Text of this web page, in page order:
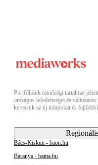
Portfóliónk minőségi tartalmat
országos lefedettséget és
keressük az új irányokat és
Bács-Kiskun - baon.hu
Baranya - bama.hu